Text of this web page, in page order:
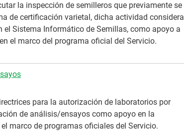
la inspección de semilleros que previamente se
de certificación varietal, dicha actividad considera
el Sistema Informático de Semillas, como apoyo a
el marco del programa oficial del Servicio.
para la autorización de laboratorios por
de análisis/ensayos como apoyo en la
marco de programas oficiales del Servicio.